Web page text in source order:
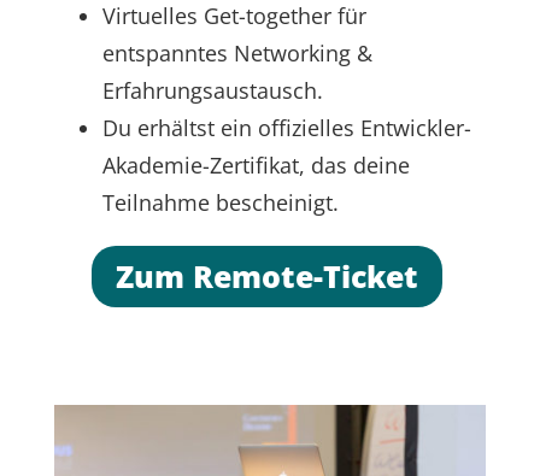
Virtuelles Get-together für
entspanntes Networking &
Erfahrungsaustausch.
Du erhältst ein offizielles Entwickler-
Akademie-Zertifikat, das deine
Teilnahme bescheinigt.
Zum Remote-Ticket